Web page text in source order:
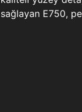
sağlayan E750,